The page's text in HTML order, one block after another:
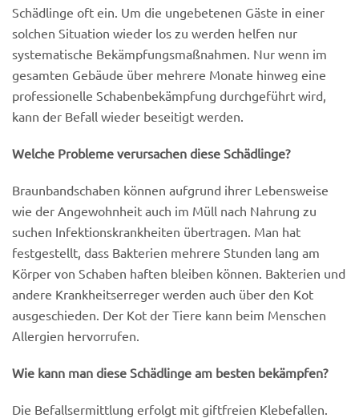
Schädlinge oft ein. Um die ungebetenen Gäste in einer
solchen Situation wieder los zu werden helfen nur
systematische Bekämpfungsmaßnahmen. Nur wenn im
gesamten Gebäude über mehrere Monate hinweg eine
professionelle Schabenbekämpfung durchgeführt wird,
kann der Befall wieder beseitigt werden.
Welche Probleme verursachen diese Schädlinge?
Braunbandschaben können aufgrund ihrer Lebensweise
wie der Angewohnheit auch im Müll nach Nahrung zu
suchen Infektionskrankheiten übertragen. Man hat
festgestellt, dass Bakterien mehrere Stunden lang am
Körper von Schaben haften bleiben können. Bakterien und
andere Krankheitserreger werden auch über den Kot
ausgeschieden. Der Kot der Tiere kann beim Menschen
Allergien hervorrufen.
Wie kann man diese Schädlinge am besten bekämpfen?
Die Befallsermittlung erfolgt mit giftfreien Klebefallen.